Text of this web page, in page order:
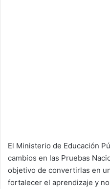
El Ministerio de Educación
cambios en las Pruebas
objetivo de convertirlas en
fortalecer el aprendizaje y